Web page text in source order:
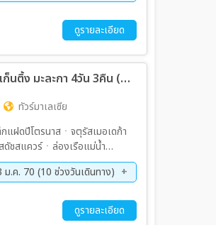
18 ก.ย. 69 - 20 ก.ย. 69
06 พ.ย. 69 - 08 พ.ย. 69
27 พ.ย. 69 - 29 พ.ย. 69
18 ธ.ค. 69 - 20 ธ.ค. 69
ดูรายละเอียด
ทัวร์มาเลเซีย GRANDZ MALAYSIA กัวลาลัมเปอร์ คาเมร่อน เก็นติ้ง มะละกา 4วัน 3คืน (MH)
ทัวร์มาเลเซีย
แฝดปีโตรนาสㆍจตุรัสเมอเดก้า
ดัชสแควร์ㆍล่องเรือแม่น้ำ
.ค. 70 (10 ช่วงวันเดินทาง)
04 ธ.ค. 69 - 07 ธ.ค. 69
ดูรายละเอียด